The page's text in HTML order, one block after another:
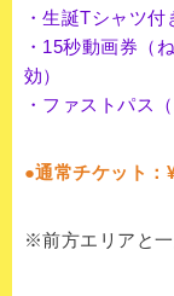
・生誕Tシャツ付
・15秒動画券（
効）
・ファストパス
●通常チケット：
※前方エリアと